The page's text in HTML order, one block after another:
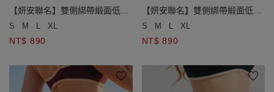
【妍安聯名】雙側綁帶緞面低腰
泳褲
S M L XL
NT$ 890
【妍安聯名】雙側綁帶緞面低腰
泳褲
S M L XL
NT$ 890